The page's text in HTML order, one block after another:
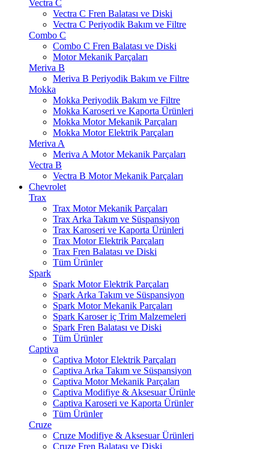
Vectra C
Vectra C Fren Balatası ve Diski
Vectra C Periyodik Bakım ve Filtre
Combo C
Combo C Fren Balatası ve Diski
Motor Mekanik Parçaları
Meriva B
Meriva B Periyodik Bakım ve Filtre
Mokka
Mokka Periyodik Bakım ve Filtre
Mokka Karoseri ve Kaporta Ürünleri
Mokka Motor Mekanik Parçaları
Mokka Motor Elektrik Parçaları
Meriva A
Meriva A Motor Mekanik Parçaları
Vectra B
Vectra B Motor Mekanik Parçaları
Chevrolet
Trax
Trax Motor Mekanik Parçaları
Trax Arka Takım ve Süspansiyon
Trax Karoseri ve Kaporta Ürünleri
Trax Motor Elektrik Parçaları
Trax Fren Balatası ve Diski
Tüm Ürünler
Spark
Spark Motor Elektrik Parçaları
Spark Arka Takım ve Süspansiyon
Spark Motor Mekanik Parçaları
Spark Karoser iç Trim Malzemeleri
Spark Fren Balatası ve Diski
Tüm Ürünler
Captiva
Captiva Motor Elektrik Parçaları
Captiva Arka Takım ve Süspansiyon
Captiva Motor Mekanik Parçaları
Captiva Modifiye & Aksesuar Ürünle
Captiva Karoseri ve Kaporta Ürünler
Tüm Ürünler
Cruze
Cruze Modifiye & Aksesuar Ürünleri
Cruze Fren Balatası ve Diski